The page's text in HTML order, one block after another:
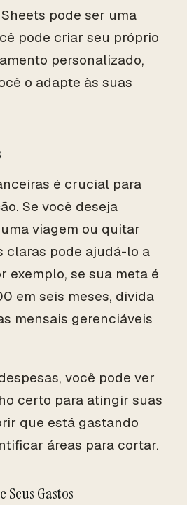
pode ser uma
pode criar seu próprio
personalizado,
o adapte às suas
é crucial para
Se você deseja
viagem ou quitar
claras pode ajudá-lo a
exemplo, se sua meta é
em seis meses, divida
mensais gerenciáveis
você pode ver
certo para atingir suas
que está gastando
áreas para cortar.
Seus Gastos